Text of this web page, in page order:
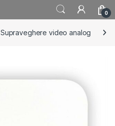
0
Supraveghere video analog